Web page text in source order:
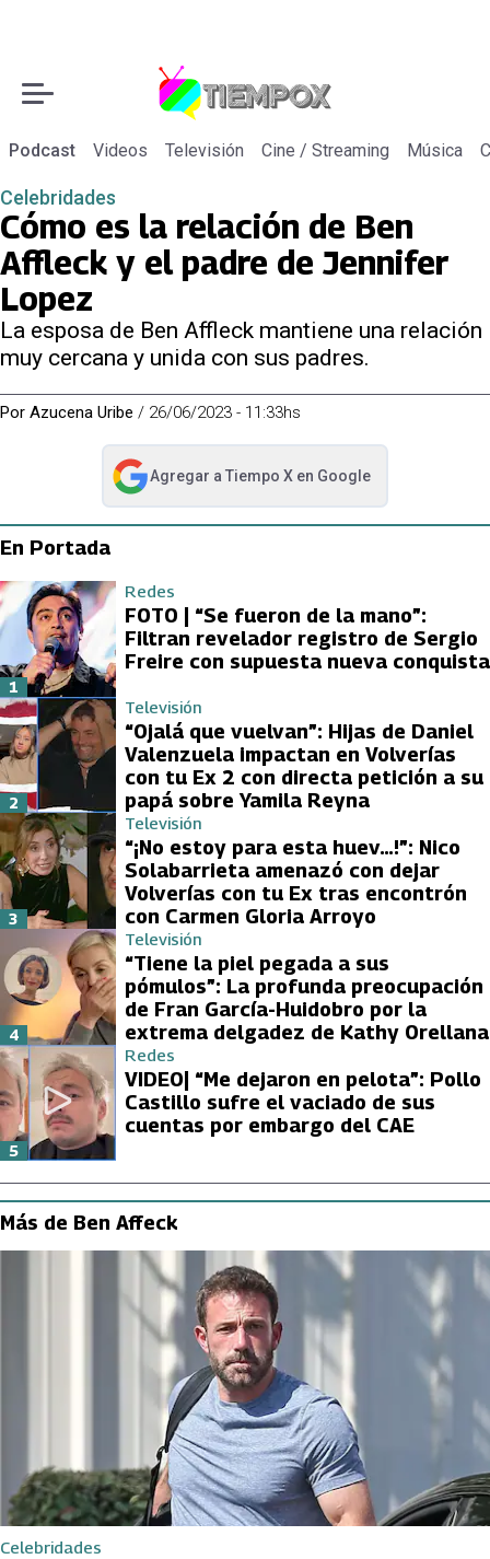
Podcast Videos Televisión Cine / Streaming Música
Celebridades
Cómo es la relación de Ben
Affleck y el padre de Jennifer
Lopez
La esposa de Ben Affleck mantiene una relación
muy cercana y unida con sus padres.
Por Azucena Uribe / 26/06/2023 - 11:33hs
Agregar a Tiempo Xen Google
abre en nueva pestaña
En Portada
Redes
FOTO | “Se fueron de la mano”:
Filtran revelador registro de Sergio
Freire con supuesta nueva conquista
1
Televisión
“Ojalá que vuelvan”: Hijas de Daniel
Valenzuela impactan en Volverías
con tu Ex 2 con directa petición a su
papá sobre Yamila Reyna
2
Televisión
“¡No estoy para esta huev…!”: Nico
Solabarrieta amenazó con dejar
Volverías con tu Ex tras encontrón
con Carmen Gloria Arroyo
3
Televisión
“Tiene la piel pegada a sus
pómulos”: La profunda preocupación
de Fran García-Huidobro por la
extrema delgadez de Kathy Orellana
4
Redes
VIDEO| “Me dejaron en pelota”: Pollo
Castillo sufre el vaciado de sus
cuentas por embargo del CAE
5
Más de Ben Affeck
Celebridades